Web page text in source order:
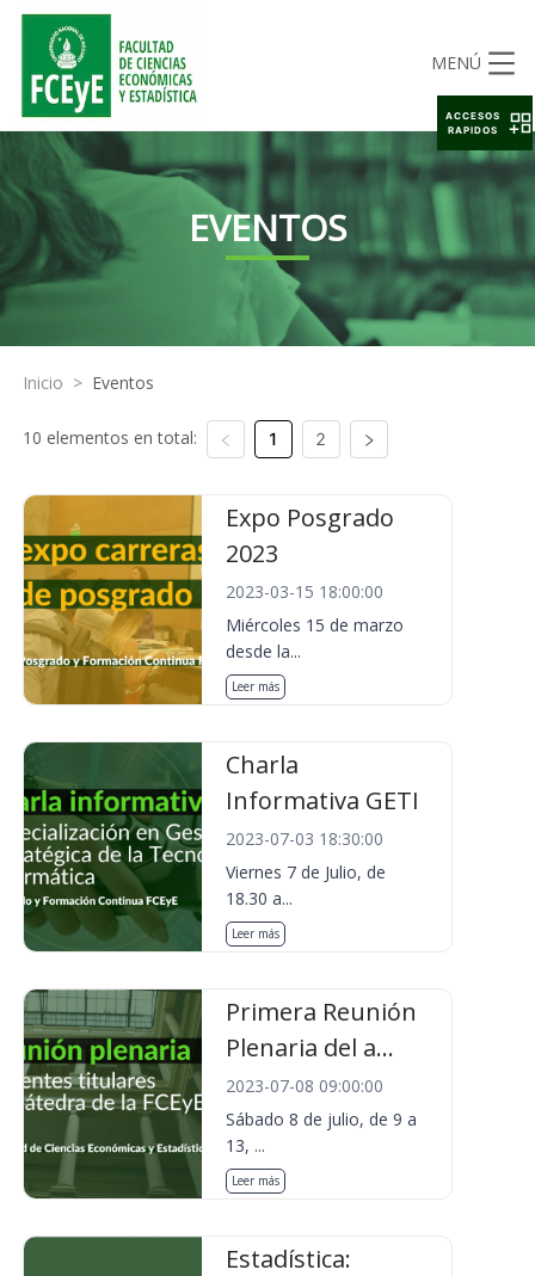
MENÚ
EVENTOS
Inicio > Eventos
10 elementos en total: 1 2
Expo Posgrado
2023
2023-03-15 18:00:00
Miércoles 15 de marzo
desde la...
Leer más
Charla
Informativa GETI
2023-07-03 18:30:00
Viernes 7 de Julio, de
18.30 a...
Leer más
Primera Reunión
Plenaria del a...
2023-07-08 09:00:00
Sábado 8 de julio, de 9 a
13, ...
Leer más
Estadística:
ACCESOS
RAPIDOS